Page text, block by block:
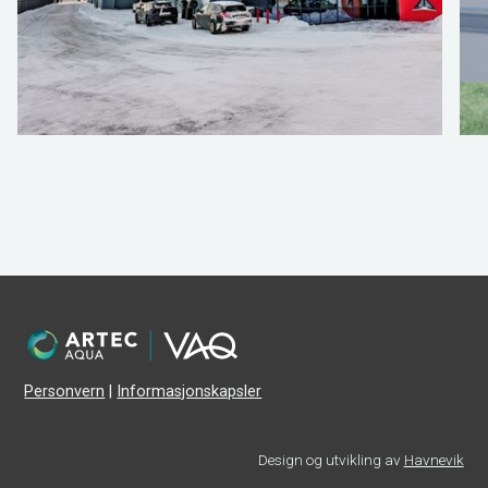
Personvern Informasjonskapsler
Design og utvikling av Havnevik